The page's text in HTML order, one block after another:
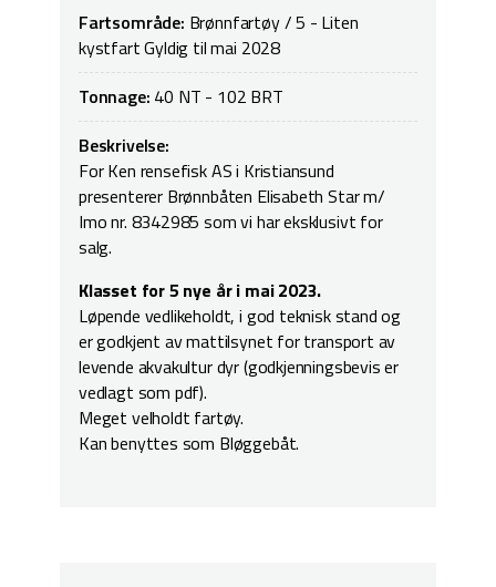
Fartsområde: Brønnfartøy / 5 - Liten
kystfart Gyldig til mai 2028
Tonnage: 40 NT - 102 BRT
Beskrivelse:
For Ken rensefisk AS i Kristiansund
presenterer Brønnbåten Elisabeth Star m/
Imo nr. 8342985 som vi har eksklusivt for
salg.
Klasset for 5 nye år i mai 2023.
Løpende vedlikeholdt, i god teknisk stand og
er godkjent av mattilsynet for transport av
levende akvakultur dyr (godkjenningsbevis er
vedlagt som pdf).
Meget velholdt fartøy.
Kan benyttes som Bløggebåt.